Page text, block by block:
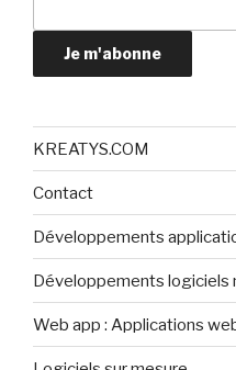
Je m'abonne
KREATYS.COM
Contact
Développements
Développements logiciels
Web app : Applications